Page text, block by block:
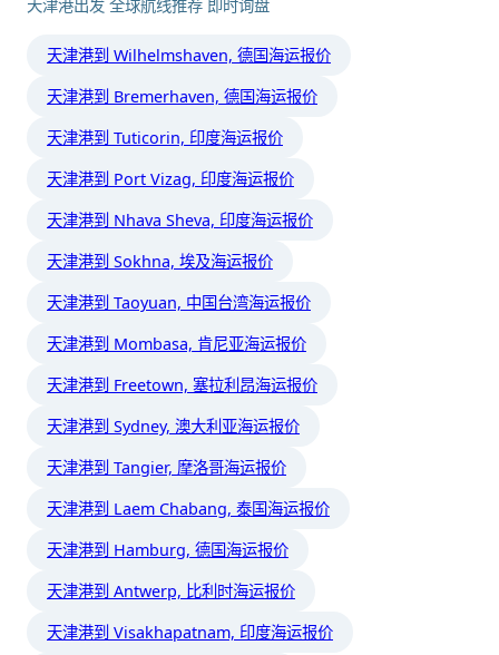
天津港出发 全球航线推荐 即时询盘
天津港到 Wilhelmshaven, 德国海运报价
天津港到 Bremerhaven, 德国海运报价
天津港到 Tuticorin, 印度海运报价
天津港到 Port Vizag, 印度海运报价
天津港到 Nhava Sheva, 印度海运报价
天津港到 Sokhna, 埃及海运报价
天津港到 Taoyuan, 中国台湾海运报价
天津港到 Mombasa, 肯尼亚海运报价
天津港到 Freetown, 塞拉利昂海运报价
天津港到 Sydney, 澳大利亚海运报价
天津港到 Tangier, 摩洛哥海运报价
天津港到 Laem Chabang, 泰国海运报价
天津港到 Hamburg, 德国海运报价
天津港到 Antwerp, 比利时海运报价
天津港到 Visakhapatnam, 印度海运报价